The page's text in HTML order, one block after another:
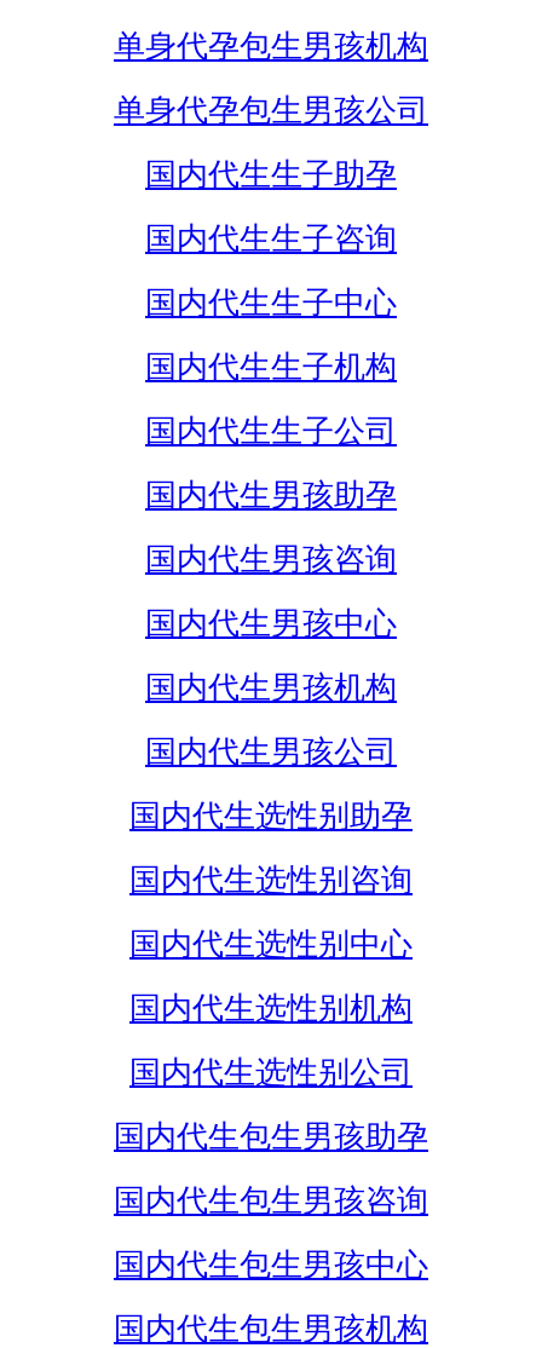
单身代孕包生男孩机构
单身代孕包生男孩公司
国内代生生子助孕
国内代生生子咨询
国内代生生子中心
国内代生生子机构
国内代生生子公司
国内代生男孩助孕
国内代生男孩咨询
国内代生男孩中心
国内代生男孩机构
国内代生男孩公司
国内代生选性别助孕
国内代生选性别咨询
国内代生选性别中心
国内代生选性别机构
国内代生选性别公司
国内代生包生男孩助孕
国内代生包生男孩咨询
国内代生包生男孩中心
国内代生包生男孩机构